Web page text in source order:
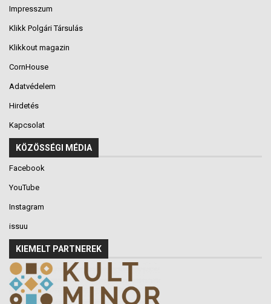
Impresszum
Klikk Polgári Társulás
Klikkout magazin
CornHouse
Adatvédelem
Hirdetés
Kapcsolat
KÖZÖSSÉGI MÉDIA
Facebook
YouTube
Instagram
issuu
KIEMELT PARTNEREK